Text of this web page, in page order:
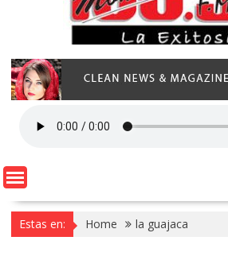
Estas en: Home la guajaca